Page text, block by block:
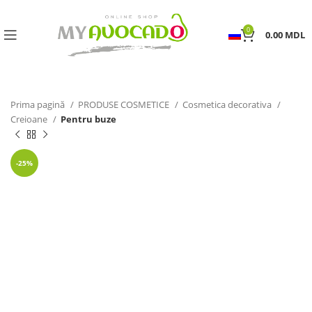
0 0.00 MDL
Prima pagină PRODUSE COSMETICE
Cosmetica decorativa
Creioane
Pentru buze
-25%